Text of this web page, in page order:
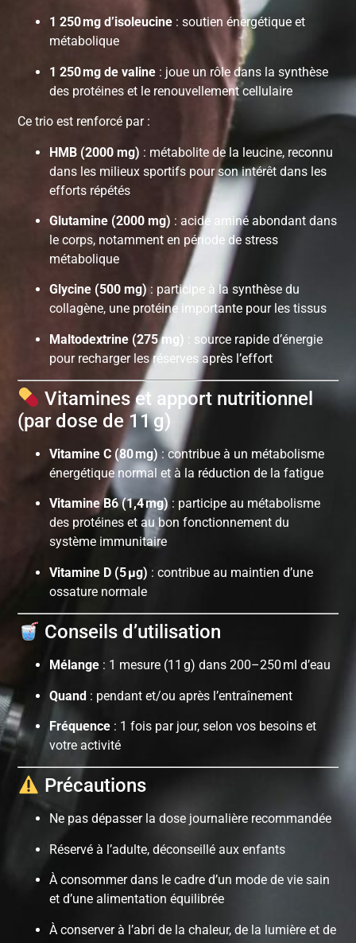
1 250 mg d’isoleucine : soutien énergétique et
métabolique
1 250 mg de valine : joue un rôle dans la synthèse
des protéines et le renouvellement cellulaire
Ce trio est renforcé par :
HMB (2000 mg) : métabolite de la leucine, reconnu
dans les milieux sportifs pour son intérêt dans les
efforts répétés
Glutamine (2000 mg) : acide aminé abondant dans
le corps, notamment en période de stress
métabolique
Glycine (500 mg) : participe à la synthèse du
collagène, une protéine importante pour les tissus
Maltodextrine (275 mg)
: source rapide d’énergie
pour recharger les réserves après l’effort
Vitamines et apport nutritionnel
(par dose de 11 g)
Vitamine C (80 mg) : contribue à un métabolisme
énergétique normal et à la réduction de la fatigue
Vitamine B6 (1,4 mg) : participe au métabolisme
des protéines et au bon fonctionnement du
système immunitaire
Vitamine D (5 µg) : contribue au maintien d’une
ossature normale
Conseils d’utilisation
Mélange : 1 mesure (11 g) dans 200–250 ml d’eau
Quand : pendant et/ou après l’entraînement
Fréquence : 1 fois par jour, selon vos besoins et
votre activité
Précautions
Ne pas dépasser la dose journalière recommandée
Réservé à l’adulte, déconseillé aux enfants
À consommer dans le cadre d’un mode de vie sain
et d’une alimentation équilibrée
À conserver à l’abri de la chaleur, de la lumière et de